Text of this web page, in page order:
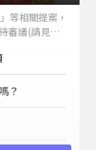
等相關提案，
審議(請見下
？